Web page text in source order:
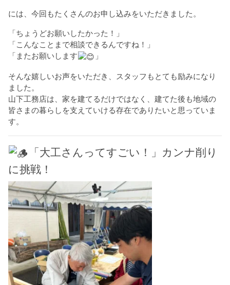
には、今回もたくさんのお申し込みをいただきました。
「ちょうどお願いしたかった！」
「こんなことまで相談できるんですね！」
「またお願いします
」
そんな嬉しいお声をいただき、スタッフもとても励みになり
ました。
山下工務店は、家を建てるだけではなく、建てた後も地域の
皆さまの暮らしを支えていける存在でありたいと思っていま
す。
「大工さんってすごい！」カンナ削り
に挑戦！